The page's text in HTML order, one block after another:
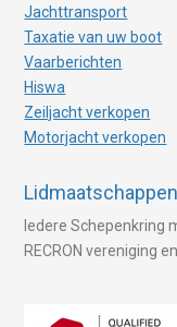
Jachttransport
Taxatie van uw boot
Vaarberichten
Hiswa
Zeiljacht verkopen
Motorjacht verkopen
Lidmaatschappen
Iedere Schepenkring
RECRON vereniging